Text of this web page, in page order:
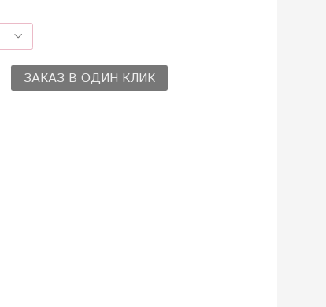
ЗАКАЗ В ОДИН КЛИК